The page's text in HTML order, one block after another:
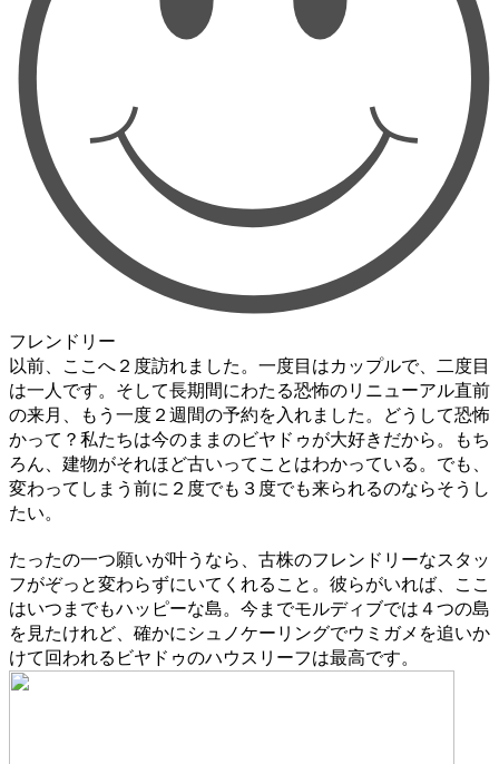
フレンドリー
以前、ここへ２度訪れました。一度目はカップルで、二度目
は一人です。そして長期間にわたる恐怖のリニューアル直前
の来月、もう一度２週間の予約を入れました。どうして恐怖
かって？私たちは今のままのビヤドゥが大好きだから。もち
ろん、建物がそれほど古いってことはわかっている。でも、
変わってしまう前に２度でも３度でも来られるのならそうし
たい。
たったの一つ願いが叶うなら、古株のフレンドリーなスタッ
フがぞっと変わらずにいてくれること。彼らがいれば、ここ
はいつまでもハッピーな島。今までモルディブでは４つの島
を見たけれど、確かにシュノケーリングでウミガメを追いか
けて回われるビヤドゥのハウスリーフは最高です。